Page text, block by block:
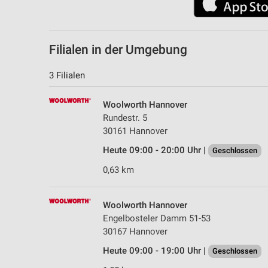
Filialen in der Umgebung
3 Filialen
Woolworth Hannover
Rundestr. 5
30161 Hannover
Heute 09:00 - 20:00 Uhr |
Geschlossen
0,63 km
Woolworth Hannover
Engelbosteler Damm 51-53
30167 Hannover
Heute 09:00 - 19:00 Uhr |
Geschlossen